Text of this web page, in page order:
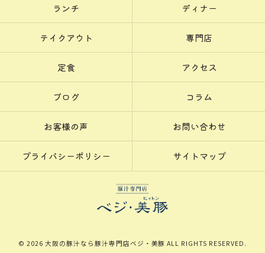
ランチ ディナー
テイクアウト 専門店
定食 アクセス
ブログ コラム
お客様の声 お問い合わせ
プライバシーポリシー サイトマップ
© 2026 大阪の豚汁なら豚汁専門店ベジ・美豚 ALL RIGHTS RESERVED.